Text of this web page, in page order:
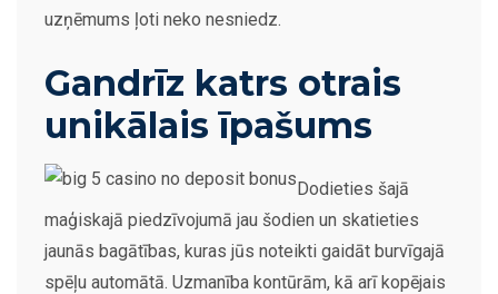
uzņēmums ļoti neko nesniedz.
Gandrīz katrs otrais
unikālais īpašums
Dodieties šajā
maģiskajā piedzīvojumā jau šodien un skatieties
jaunās bagātības, kuras jūs noteikti gaidāt burvīgajā
spēļu automātā. Uzmanība kontūrām, kā arī kopējais